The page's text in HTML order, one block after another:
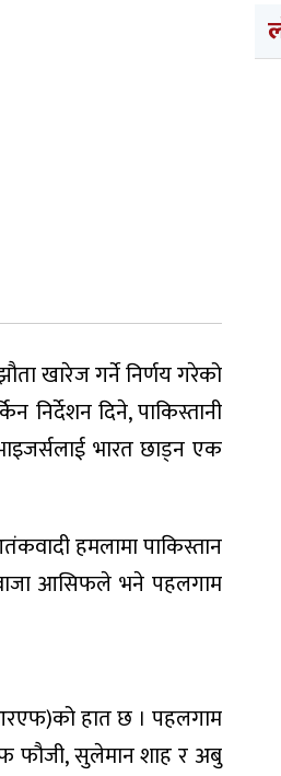
खारेज गर्ने निर्णय गरेको
निर्देशन दिने, पाकिस्तानी
भारत छाड्न एक
हमलामा पाकिस्तान
आसिफले भने पहलगाम
हात छ । पहलगाम
फौजी, सुलेमान शाह र अबु